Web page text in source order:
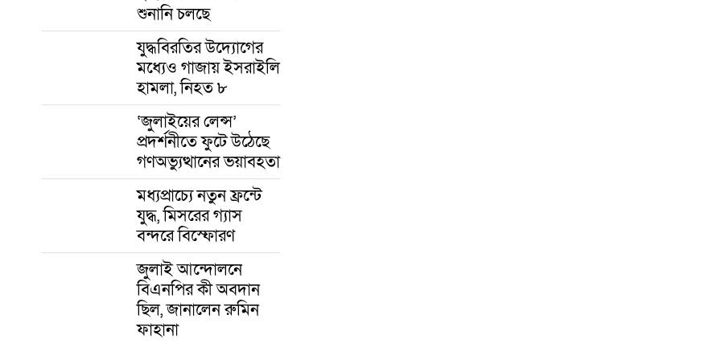
শুনানি চলছে
যুদ্ধবিরতির উদ্যোগের
মধ্যেও গাজায় ইসরাইলি
হামলা, নিহত ৮
‘জুলাইয়ের লেন্স’
প্রদর্শনীতে ফুটে উঠেছে
গণঅভ্যুত্থানের ভয়াবহতা
মধ্যপ্রাচ্যে নতুন ফ্রন্টে
যুদ্ধ, মিসরের গ্যাস
বন্দরে বিস্ফোরণ
জুলাই আন্দোলনে
বিএনপির কী অবদান
ছিল, জানালেন রুমিন
ফাহানা